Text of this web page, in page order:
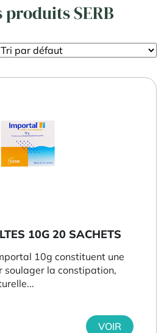
SERB
10G 20 SACHETS
10g constituent une
soulager la constipation,
VOIR